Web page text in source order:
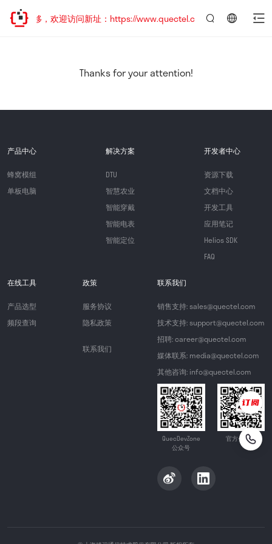
址已迁移，欢迎访问新址：https://www.quectel.com.cn
Thanks for your attention!
产品中心
蜂窝模组
单板电脑
解决方案
DTU
智慧农业
智能穿戴
智能电表
智能定位
开发者中心
资源下载
文档中心
开发工具
应用笔记
Helios SDK
FAQ
在线工具
产品选型
频段查询
政策
服务协议
隐私政策
联系我们
联系我们
销售支持: sales@quectel.com
技术支持: support@quectel.com
招聘: career@quectel.com
媒体联系: media@quectel.com
其他咨询: info@quectel.com
QuecDevZone
公众号
官方公众号